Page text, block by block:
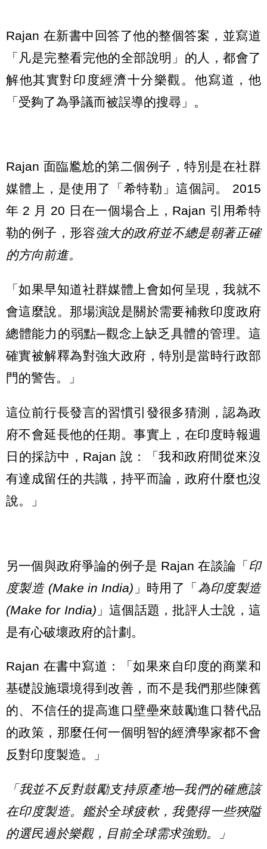
Rajan 在新書中回答了他的整個答案，並寫道
「凡是完整看完他的全部說明」的人，都會了
解他其實對印度經濟十分樂觀。他寫道，他
「受夠了為爭議而被誤導的搜尋」。
Rajan 面臨尷尬的第二個例子，特別是在社群
媒體上，是使用了「希特勒」這個詞。 2015
年 2 月 20 日在一個場合上，Rajan 引用希特
勒的例子，形容強大的政府並不總是朝著正確
的方向前進。
「如果早知道社群媒體上會如何呈現，我就不
會這麼說。那場演說是關於需要補救印度政府
總體能力的弱點─觀念上缺乏具體的管理。這
確實被解釋為對強大政府，特別是當時行政部
門的警告。」
這位前行長發言的習慣引發很多猜測，認為政
府不會延長他的任期。事實上，在印度時報週
日的採訪中，Rajan 說：「我和政府間從來沒
有達成留任的共識，持平而論，政府什麼也沒
說。」
另一個與政府爭論的例子是 Rajan 在談論「 印
度製造 (Make in India) 」時用了「 為印度製造
(Make for India) 」這個話題，批評人士說，這
是有心破壞政府的計劃。
Rajan 在書中寫道：「如果來自印度的商業和
基礎設施環境得到改善，而不是我們那些陳舊
的、不信任的提高進口壁壘來鼓勵進口替代品
的政策，那麼任何一個明智的經濟學家都不會
反對印度製造。」
「我並不反對鼓勵支持原產地─我們的確應該
在印度製造。鑑於全球疲軟，我覺得一些狹隘
的選民過於樂觀，目前全球需求強勁。」